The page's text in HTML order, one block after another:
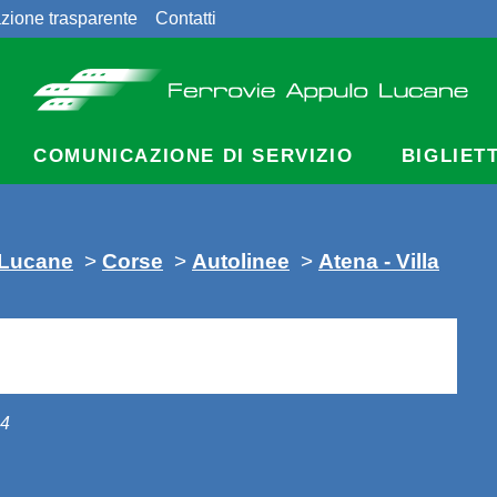
trasparente Contatti
COMUNICAZIONE DI SERVIZIO
> Corse > Autolinee > Atena - Villa